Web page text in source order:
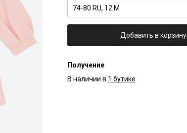
74-80 RU, 12 M
Добавить в корзину
Получение
В наличии в 1 бутике